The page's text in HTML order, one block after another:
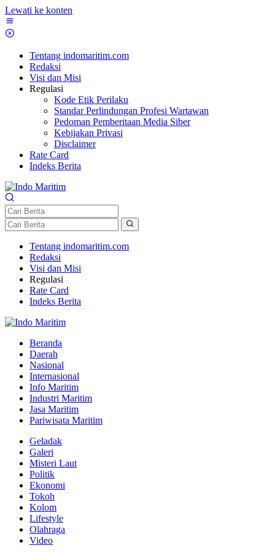
Lewati ke konten
Tentang indomaritim.com
Redaksi
Visi dan Misi
Regulasi
Kode Etik Perilaku
Standar Perlindungan Profesi Wartawan
Pedoman Pemberitaan Media Siber
Kebijakan Privasi
Disclaimer
Rate Card
Indeks Berita
Tentang indomaritim.com
Redaksi
Visi dan Misi
Regulasi
Rate Card
Indeks Berita
Beranda
Daerah
Nasional
Internasional
Info Maritim
Industri Maritim
Jasa Maritim
Pariwisata Maritim
Geladak
Galeri
Misteri Laut
Politik
Ekonomi
Tokoh
Kolom
Lifestyle
Olahraga
Video